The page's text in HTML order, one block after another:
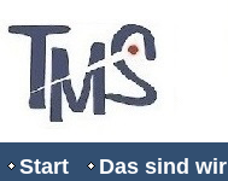
Start Das sind wir